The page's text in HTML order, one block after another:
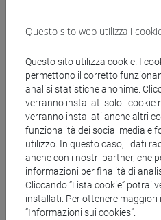
lo studio 1B04 al primo piano
contrattisti), nel IV° periodo e
ore 15.30-17-30 (previa
giorno precedente). Sempre
contattata via email
segui il feed
Questo sito web utilizza i
Questo sito utilizza cookie. I
permettono il corretto
analisi statistiche anonime.
verranno installati solo i cookie
verranno installati anche altri
funzionalità dei social media e
utilizzo. In questo caso, i dati
anche con i nostri partner, che
informazioni per finalità di
Cliccando “Lista cookie” potrai
installati. Per ottenere
“Informazioni sui cookies”.